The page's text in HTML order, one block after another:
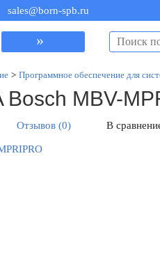
sales@born-spb.ru
»
> Программное обеспечение для
Bosch MBV-
Отзывов (0) В